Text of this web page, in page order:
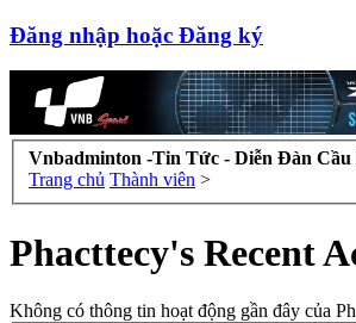
Đăng nhập hoặc Đăng ký
Vnbadminton -Tin Tức - Diễn Đàn Cầu
Trang chủ Thành viên >
Phacttecy's Recent
Không có thông tin hoạt động gần đây của